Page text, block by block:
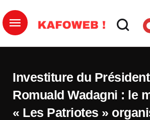
Investiture du
Romuald Wadagni : le
« Les Patriotes »